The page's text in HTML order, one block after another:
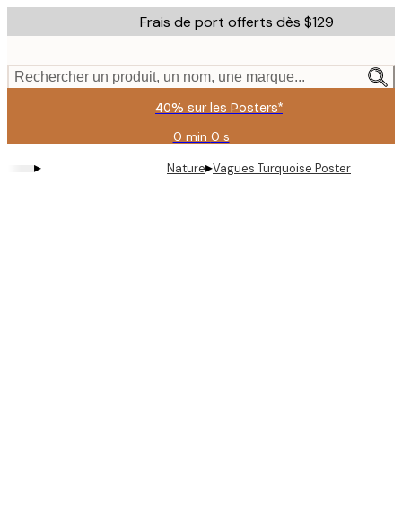
to
content.
Frais de port offerts dès $129
Rechercher un produit, un nom, une marque...
40% sur les Posters*
0 min 0 s
Valable
jusqu'au
:
▸ Nature▸Vagues Turquoise Poster